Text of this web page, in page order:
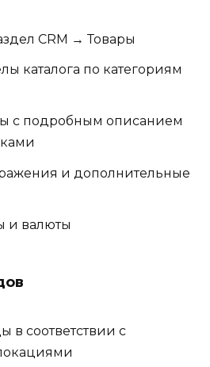
CRM → Товары
каталога по категориям
с подробным описанием
и дополнительные
и валюты
в соответствии с